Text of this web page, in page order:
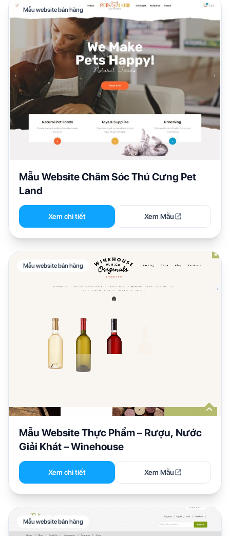
Mẫu website bán hàng
Mẫu Website Chăm Sóc Thú Cưng Pet
Land
Xem chi tiết Xem Mẫu
Mẫu website bán hàng
Mẫu Website Thực Phẩm – Rượu, Nước
Giải Khát – Winehouse
Xem chi tiết Xem Mẫu
Mẫu website bán hàng